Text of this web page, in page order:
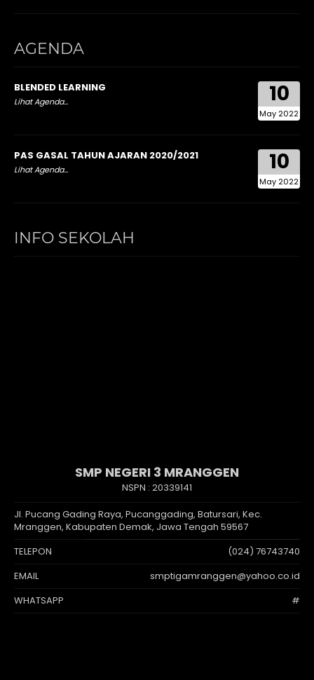
AGENDA
10
May 2022
BLENDED LEARNING
Lihat Agenda...
10
May 2022
PAS GASAL TAHUN AJARAN 2020/2021
Lihat Agenda...
INFO SEKOLAH
SMP NEGERI 3 MRANGGEN
NSPN : 20339141
Jl. Pucang Gading Raya, Pucanggading, Batursari, Kec.
Mranggen, Kabupaten Demak, Jawa Tengah 59567
TELEPON
(024) 76743740
EMAIL
smptigamranggen@yahoo.co.id
WHATSAPP
#